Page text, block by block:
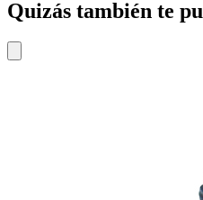
Quizás también te